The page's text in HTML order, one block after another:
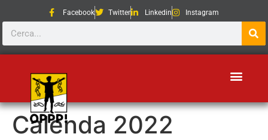
Facebook Twitter Linkedin Instagram
Calenda 2022